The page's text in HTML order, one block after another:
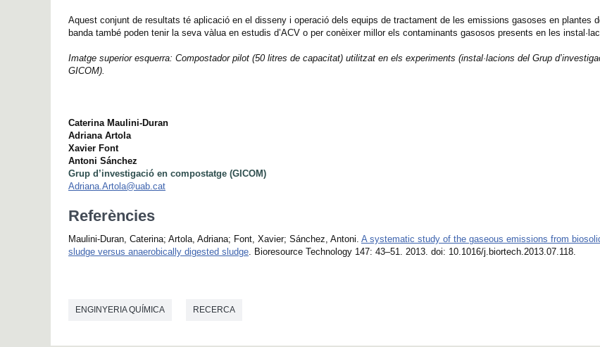
Aquest conjunt de resultats té aplicació en el disseny i operació dels equips de tractament de les emissions gasoses en plantes
banda també poden tenir la seva vàlua en estudis d’ACV o per conèixer millor els contaminants gasosos presents en les
Imatge superior esquerra: Compostador pilot (50 litres de capacitat) utilitzat en els experiments (instal·lacions del Grup
GICOM).
Caterina Maulini-Duran
Adriana Artola
Xavier Font
Antoni Sánchez
Grup d’investigació en compostatge (GICOM)
Adriana.Artola@uab.cat
Referències
Maulini-Duran, Caterina; Artola, Adriana; Font, Xavier; Sánchez, Antoni. A systematic study of the gaseous emissions from
sludge versus anaerobically digested sludge. Bioresource Technology 147: 43–51. 2013. doi: 10.1016/j.biortech.2013.07.118.
ENGINYERIA QUÍMICA RECERCA